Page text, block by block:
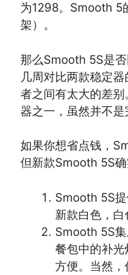
为1298。Smooth 5
架）。
那么Smooth 5S是
几周对比两款稳定
者之间有太大的差
器之一，虽然并不是
如果你想省点钱，
但新款Smooth 5S确
Smooth 5S
新款白色，白
Smooth 5S
餐包中的补光
方便。当然